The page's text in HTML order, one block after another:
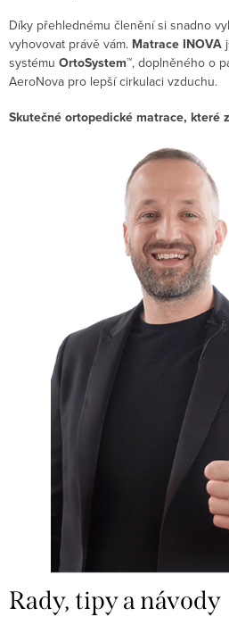
Díky přehlednému členění si snadno
vyhovovat právě vám. Matrace INOVA
systému OrtoSystem™, doplněného o
AeroNova pro lepší cirkulaci vzduchu.
Skutečné ortopedické matrace, které
Rady, tipy a návody